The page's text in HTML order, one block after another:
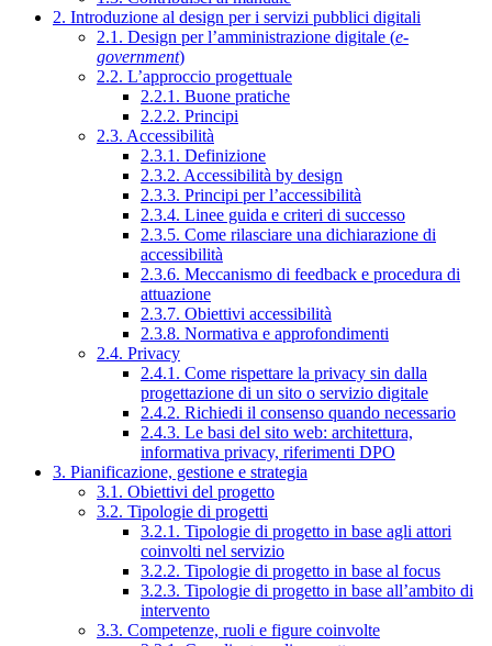
2. Introduzione al design per i servizi pubblici digitali
2.1. Design per l’amministrazione digitale (e-
government)
2.2. L’approccio progettuale
2.2.1. Buone pratiche
2.2.2. Principi
2.3. Accessibilità
2.3.1. Definizione
2.3.2. Accessibilità by design
2.3.3. Principi per l’accessibilità
2.3.4. Linee guida e criteri di successo
2.3.5. Come rilasciare una dichiarazione di
accessibilità
2.3.6. Meccanismo di feedback e procedura di
attuazione
2.3.7. Obiettivi accessibilità
2.3.8. Normativa e approfondimenti
2.4. Privacy
2.4.1. Come rispettare la privacy sin dalla
progettazione di un sito o servizio digitale
2.4.2. Richiedi il consenso quando necessario
2.4.3. Le basi del sito web: architettura,
informativa privacy, riferimenti DPO
3. Pianificazione, gestione e strategia
3.1. Obiettivi del progetto
3.2. Tipologie di progetti
3.2.1. Tipologie di progetto in base agli attori
coinvolti nel servizio
3.2.2. Tipologie di progetto in base al focus
3.2.3. Tipologie di progetto in base all’ambito di
intervento
3.3. Competenze, ruoli e figure coinvolte